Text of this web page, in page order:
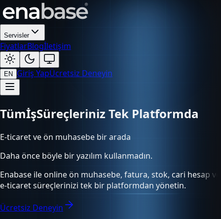
Servisler
FiyatlarBlogİletişim
EN Giriş YapÜcretsiz Deneyin
Tüm Süreçleriniz Tek Platformda
E-ticaret ve ön muhasebe bir arada
Daha önce böyle bir yazılım kullanmadın.
Enabase ile online ön muhasebe, fatura, stok, cari hesap ve
e-ticaret süreçlerinizi tek bir platformdan yönetin.
Ücretsiz Deneyin